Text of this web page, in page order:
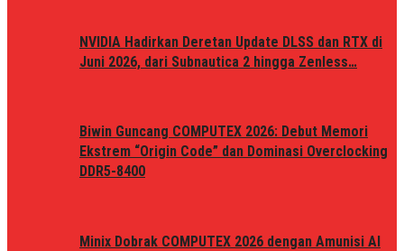
NVIDIA Hadirkan Deretan Update DLSS dan RTX di
Juni 2026, dari Subnautica 2 hingga Zenless…
Biwin Guncang COMPUTEX 2026: Debut Memori
Ekstrem “Origin Code” dan Dominasi Overclocking
DDR5-8400
Minix Dobrak COMPUTEX 2026 dengan Amunisi AI